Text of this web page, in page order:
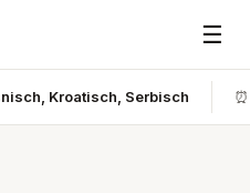
☰
Kroatisch, Serbisch ⏰